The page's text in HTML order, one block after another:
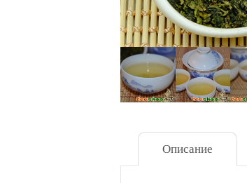
Описание